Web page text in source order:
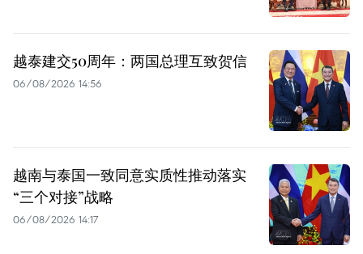
越泰建交50周年：两国总理互致贺信
06/08/2026 14:56
越南与泰国一致同意实质性推动落实
“三个对接”战略
06/08/2026 14:17